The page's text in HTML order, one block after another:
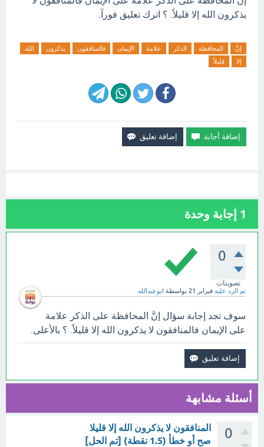
يذكرون الله إلا قليلاً. ؟ اترك تعليق فورآ.
إنَّ المحافظة الذكر علامة الإيمان فالمنافقون يذكرون
الله
إلا
قليلاً
1 إجابة وحدة
0
تصويتات
تم الرد عليه فبراير 21 بواسطة ابوعبدالله
سوف تجد إجابة سؤال إنَّ المحافظة على الذكر علامة
على الإيمان فالمنافقون لا يذكرون الله إلا قليلاً. ؟ بالأعلى.
أسئلة مشابهة
0
المنافقون لا يذكرون الله إلا قليلا
صح أو خطأ (1.5 نقطة) [تم الحل]